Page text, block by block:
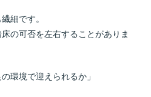
細です。
の可否を左右することがありま
環境で迎えられるか」